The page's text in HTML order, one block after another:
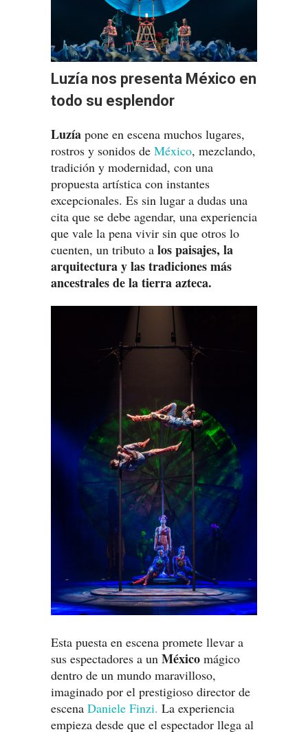
Luzía nos presenta México en
todo su esplendor
Luzía pone en escena muchos lugares,
rostros y sonidos de México, mezclando,
tradición y modernidad, con una
propuesta artística con instantes
excepcionales. Es sin lugar a dudas una
cita que se debe agendar, una experiencia
que vale la pena vivir sin que otros lo
cuenten, un tributo a los paisajes, la
arquitectura y las tradiciones más
ancestrales de la tierra azteca.
Esta puesta en escena promete llevar a
sus espectadores a un México mágico
dentro de un mundo maravilloso,
imaginado por el prestigioso director de
escena Daniele Finzi. La experiencia
empieza desde que el espectador llega al